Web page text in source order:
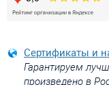
Сертификаты и
Гарантируем
произведено в